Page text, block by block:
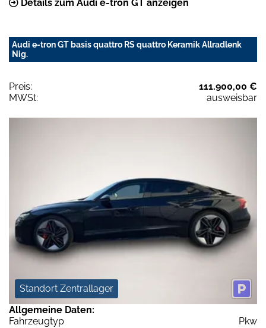
Details zum Audi e-tron GT anzeigen
Audi e-tron GT basis quattro RS quattro Keramik Allradlenk
Nig.
Preis:
111.900,00 €
MWSt:
ausweisbar
Standort Zentrallager
Allgemeine Daten:
Fahrzeugtyp
Pkw